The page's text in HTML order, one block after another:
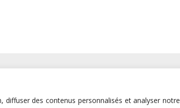
des contenus personnalisés et analyser notre
dans le Jura